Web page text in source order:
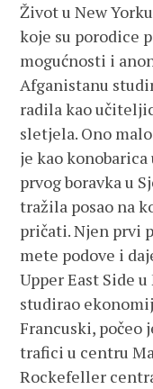
Život u New
koje su porodice
mogućnosti i
Afganistanu
radila kao
sletjela. Ono
je kao
prvog boravka u
tražila posao na
pričati. Njen prvi
mete podove i
Upper East Side
studirao
Francuski, počeo
trafici u centru
Rockefeller